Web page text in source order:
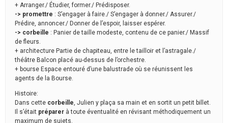
+ Arranger./ Étudier, former./ Prédisposer.
-> promettre : S’engager à faire./ S’engager à donner./ Assurer./
Prédire, annoncer./ Donner de l’espoir, laisser espérer.
-> corbeille : Panier de taille modeste, contenu de ce panier./ Massif
de fleurs.
+ architecture Partie de chapiteau, entre le tailloir et l’astragale./
théâtre Balcon placé au-dessus de l’orchestre.
+ bourse Espace entouré d’une balustrade où se réunissent les
agents de la Bourse.
Histoire:
Dans cette corbeille, Julien y plaça sa main et en sortit un petit billet.
Il s’était préparer à toute éventualité en révisant méthodiquement un
maximum de sujets.